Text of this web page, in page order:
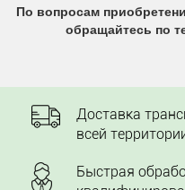
По вопросам
обращайтесь по
Доставка
всей
Быстрая